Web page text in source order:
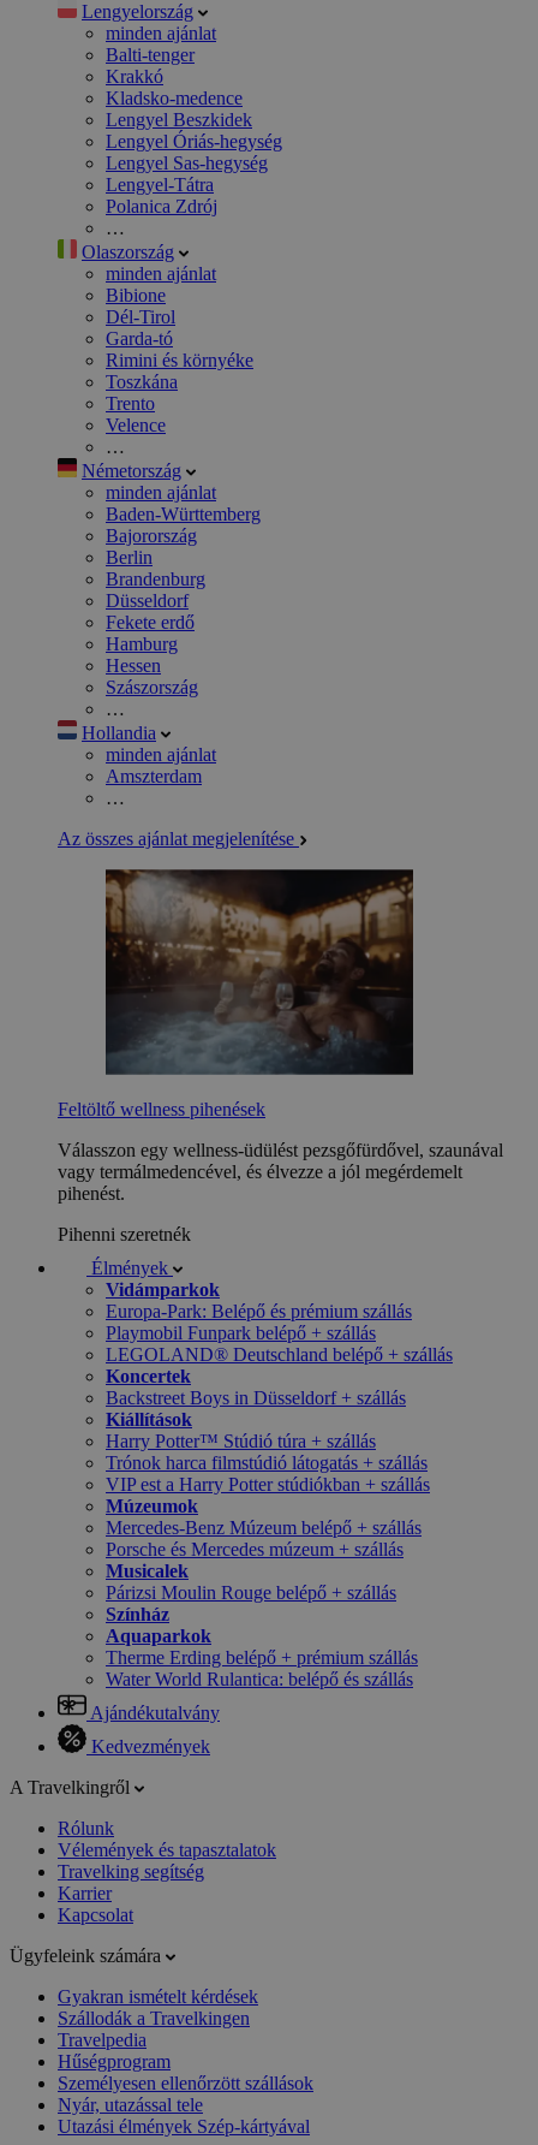
Lengyelország
minden ajánlat
Balti-tenger
Krakkó
Kladsko-medence
Lengyel Beszkidek
Lengyel Óriás-hegység
Lengyel Sas-hegység
Lengyel-Tátra
Polanica Zdrój
…
Olaszország
minden ajánlat
Bibione
Dél-Tirol
Garda-tó
Rimini és környéke
Toszkána
Trento
Velence
…
Németország
minden ajánlat
Baden-Württemberg
Bajorország
Berlin
Brandenburg
Düsseldorf
Fekete erdő
Hamburg
Hessen
Szászország
…
Hollandia
minden ajánlat
Amszterdam
…
Az összes ajánlat megjelenítése
Feltöltő wellness pihenések
Válasszon egy wellness-üdülést pezsgőfürdővel, szaunával
vagy termálmedencével, és élvezze a jól megérdemelt
pihenést.
Pihenni szeretnék
Élmények
Vidámparkok
Europa-Park: Belépő és prémium szállás
Playmobil Funpark belépő + szállás
LEGOLAND® Deutschland belépő + szállás
Koncertek
Backstreet Boys in Düsseldorf + szállás
Kiállítások
Harry Potter™ Stúdió túra + szállás
Trónok harca filmstúdió látogatás + szállás
VIP est a Harry Potter stúdiókban + szállás
Múzeumok
Mercedes-Benz Múzeum belépő + szállás
Porsche és Mercedes múzeum + szállás
Musicalek
Párizsi Moulin Rouge belépő + szállás
Színház
Aquaparkok
Therme Erding belépő + prémium szállás
Water World Rulantica: belépő és szállás
Ajándékutalvány
Kedvezmények
A Travelkingről
Rólunk
Vélemények és tapasztalatok
Travelking segítség
Karrier
Kapcsolat
Ügyfeleink számára
Gyakran ismételt kérdések
Szállodák a Travelkingen
Travelpedia
Hűségprogram
Személyesen ellenőrzött szállások
Nyár, utazással tele
Utazási élmények Szép-kártyával